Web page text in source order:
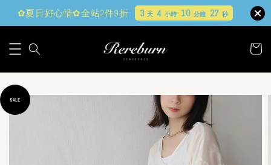
✿夏日好心情✿全站2件9折 3 天 4 小時 10 分鐘 25 秒
SALE